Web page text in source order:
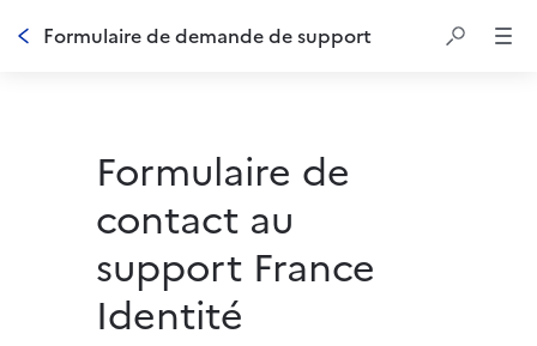
Formulaire de demande de support
Formulaire de
contact au
support France
Identité